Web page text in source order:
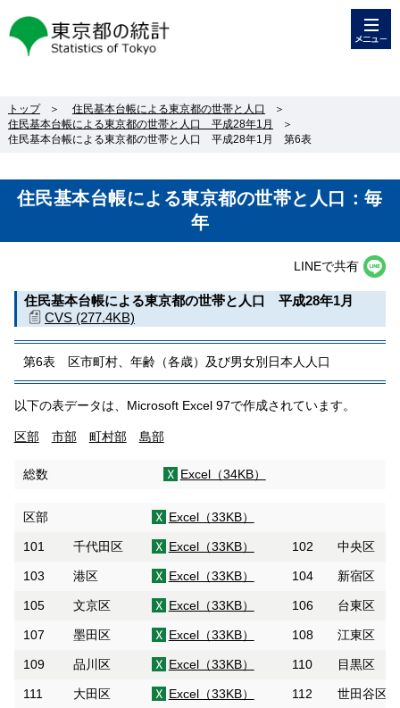
東京都の統計
トップ ＞ 住民基本台帳による東京都の世帯と人口
＞
住民基本台帳による東京都の世帯と人口 平成28年1月
＞
住民基本台帳による東京都の世帯と人口 平成28年1月 第6表
住民基本台帳による東京都の世帯と人口：毎
年
LINEで共有
住民基本台帳による東京都の世帯と人口 平成28年1月
CVS (277.4KB)
第6表 区市町村、年齢（各歳）及び男女別日本人人口
以下の表データは、Microsoft Excel 97で作成されています。
区部 市部 町村部 島部
総数 Excel（34KB）
区部 Excel（33KB）
101 千代田区 Excel（33KB） 102 中央区
103 港区 Excel（33KB） 104 新宿区
105 文京区 Excel（33KB） 106 台東区
107 墨田区 Excel（33KB） 108 江東区
109 品川区 Excel（33KB） 110 目黒区
111 大田区 Excel（33KB） 112 世田谷区